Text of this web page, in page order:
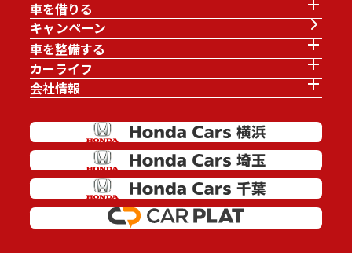
車を借りる
キャンペーン
車を整備する
カーライフ
会社情報